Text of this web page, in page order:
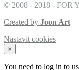
© 2008 - 2018 - FOR
Created by Joon Art
Nastavit cookies
×
You need to log in to